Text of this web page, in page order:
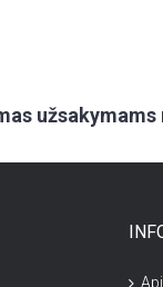
užsakymams